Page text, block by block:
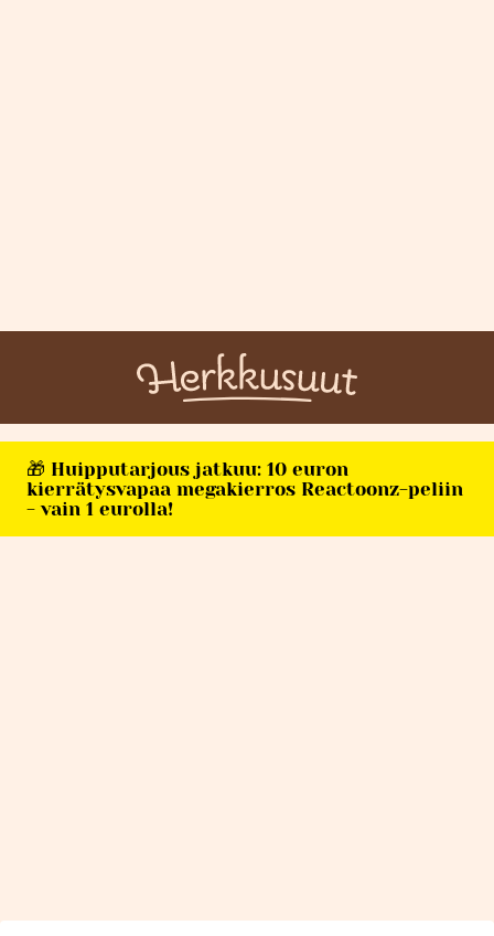
🎁 Huipputarjous jatkuu: 10 euron
kierrätysvapaa megakierros Reactoonz-peliin
- vain 1 eurolla!